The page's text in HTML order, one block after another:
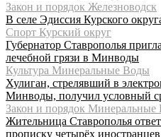
Закон и порядок Железноводск
В селе Эдиссия Курского
Спорт Курский округ
Губернатор Ставрополья
лечебной грязи в Минводы
Культура Минеральные Воды
Хулиган, стрелявший в
Минводы, получил условный
Закон и порядок Минеральные
Жительница Ставрополья
прописку четырёх иностранцев